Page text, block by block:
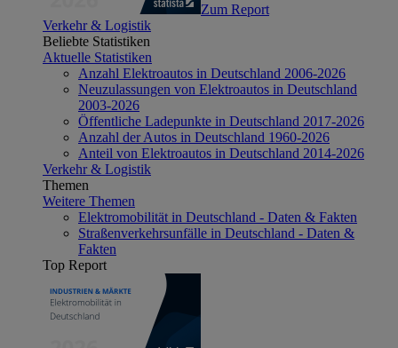
Zum Report
Verkehr & Logistik
Beliebte Statistiken
Aktuelle Statistiken
Anzahl Elektroautos in Deutschland 2006-2026
Neuzulassungen von Elektroautos in Deutschland
2003-2026
Öffentliche Ladepunkte in Deutschland 2017-2026
Anzahl der Autos in Deutschland 1960-2026
Anteil von Elektroautos in Deutschland 2014-2026
Verkehr & Logistik
Themen
Weitere Themen
Elektromobilität in Deutschland - Daten & Fakten
Straßenverkehrsunfälle in Deutschland - Daten &
Fakten
Top Report